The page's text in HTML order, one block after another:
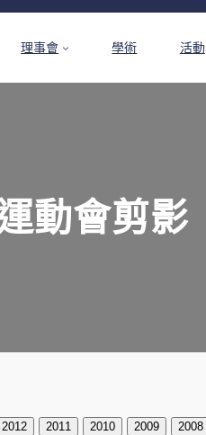
理事會 學術 活動
動會剪影
2012 2011 2010 2009 2008